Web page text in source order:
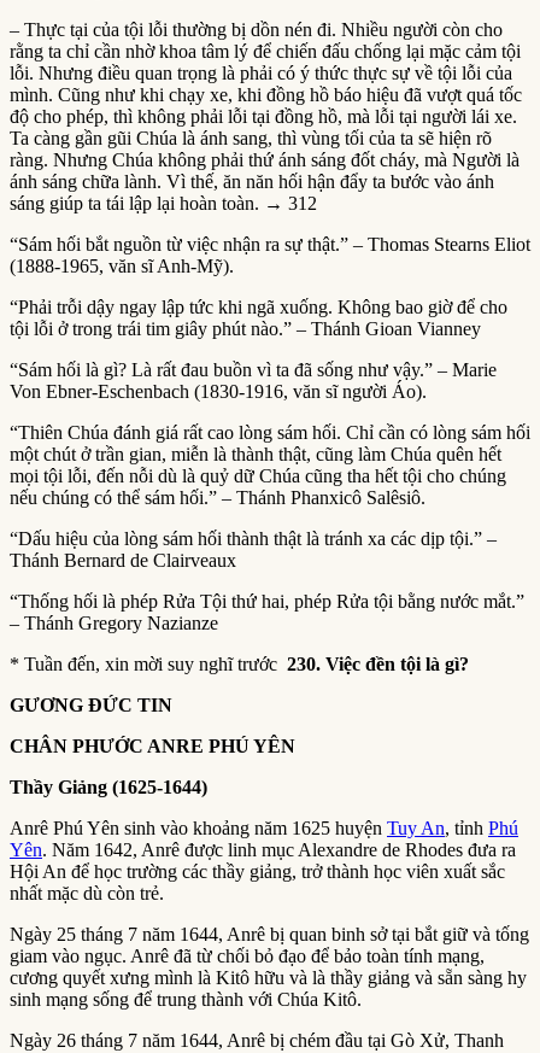
– Thực tại của tội lỗi thường bị dồn nén đi. Nhiều người còn cho
rằng ta chỉ cần nhờ khoa tâm lý để chiến đấu chống lại mặc cảm tội
lỗi. Nhưng điều quan trọng là phải có ý thức thực sự về tội lỗi của
mình. Cũng như khi chạy xe, khi đồng hồ báo hiệu đã vượt quá tốc
độ cho phép, thì không phải lỗi tại đồng hồ, mà lỗi tại người lái xe.
Ta càng gần gũi Chúa là ánh sang, thì vùng tối của ta sẽ hiện rõ
ràng. Nhưng Chúa không phải thứ ánh sáng đốt cháy, mà Người là
ánh sáng chữa lành. Vì thế, ăn năn hối hận đẩy ta bước vào ánh
sáng giúp ta tái lập lại hoàn toàn. → 312
“Sám hối bắt nguồn từ việc nhận ra sự thật.” – Thomas Stearns Eliot
(1888-1965, văn sĩ Anh-Mỹ).
“Phải trỗi dậy ngay lập tức khi ngã xuống. Không bao giờ để cho
tội lỗi ở trong trái tim giây phút nào.” – Thánh Gioan Vianney
“Sám hối là gì? Là rất đau buồn vì ta đã sống như vậy.” – Marie
Von Ebner-Eschenbach (1830-1916, văn sĩ người Áo).
“Thiên Chúa đánh giá rất cao lòng sám hối. Chỉ cần có lòng sám hối
một chút ở trần gian, miễn là thành thật, cũng làm Chúa quên hết
mọi tội lỗi, đến nỗi dù là quỷ dữ Chúa cũng tha hết tội cho chúng
nếu chúng có thể sám hối.” – Thánh Phanxicô Salêsiô.
“Dấu hiệu của lòng sám hối thành thật là tránh xa các dịp tội.” –
Thánh Bernard de Clairveaux
“Thống hối là phép Rửa Tội thứ hai, phép Rửa tội bằng nước mắt.”
– Thánh Gregory Nazianze
* Tuần đến, xin mời suy nghĩ trước 230. Việc đền tội là gì?
GƯƠNG ĐỨC TIN
CHÂN PHƯỚC ANRE PHÚ YÊN
Thầy Giảng (1625-1644)
Anrê Phú Yên sinh vào khoảng năm 1625 huyện Tuy An, tỉnh Phú
Yên. Năm 1642, Anrê được linh mục Alexandre de Rhodes đưa ra
Hội An để học trường các thầy giảng, trở thành học viên xuất sắc
nhất mặc dù còn trẻ.
Ngày 25 tháng 7 năm 1644, Anrê bị quan binh sở tại bắt giữ và tống
giam vào ngục. Anrê đã từ chối bỏ đạo để bảo toàn tính mạng,
cương quyết xưng mình là Kitô hữu và là thầy giảng và sẵn sàng hy
sinh mạng sống để trung thành với Chúa Kitô.
Ngày 26 tháng 7 năm 1644, Anrê bị chém đầu tại Gò Xử, Thanh